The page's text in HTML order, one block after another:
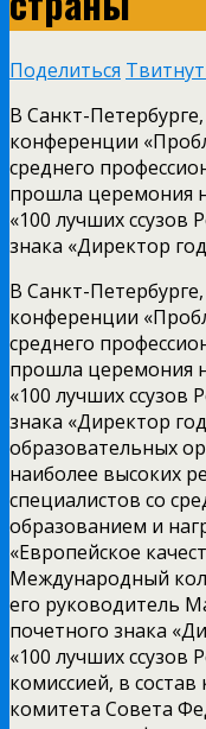
Поделиться
В Санкт-
конференции
среднего
прошла церемония
«100 лучших ссузов
знака «Директор
В Санкт-
конференции
среднего
прошла церемония
«100 лучших ссузов
знака «Директор
образовательных
наиболее высоких
специалистов со
образованием и
«Европейское
Международный
его руководитель
почетного знака
«100 лучших ссузов
комиссией, в
комитета Совета